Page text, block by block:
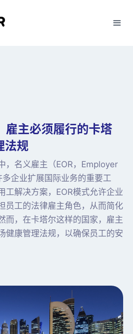
雇主必须履行的卡塔
法规
，名义雇主（EOR，Employer
企业扩展国际业务的重要工
工解决方案，EOR模式允许企业
员工的法律雇主角色，从而简化
而，在卡塔尔这样的国家，雇主
健康管理法规，以确保员工的安